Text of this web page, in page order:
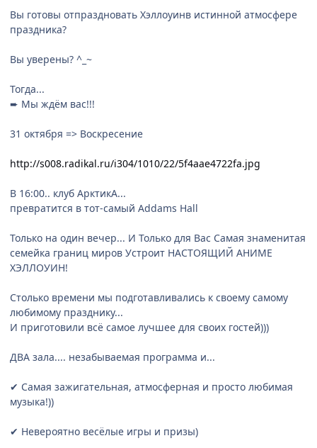
Вы готовы отпраздновать Хэллоуинв истинной атмосфере
праздника?
Вы уверены? ^_~
Тогда...
➨ Мы ждём вас!!!
31 октября => Воскресение
http://s008.radikal.ru/i304/1010/22/5f4aae4722fa.jpg
В 16:00.. клуб АрктикА...
превратится в тот-самый Addams Hall
Только на один вечер... И Только для Вас Самая знаменитая
семейка границ миров Устроит НАСТОЯЩИЙ АНИМЕ
ХЭЛЛОУИН!
Столько времени мы подготавливались к своему самому
любимому празднику...
И приготовили всё самое лучшее для своих гостей)))
ДВА зала.... незабываемая программа и...
✔ Самая зажигательная, атмосферная и просто любимая
музыка!))
✔ Невероятно весёлые игры и призы)